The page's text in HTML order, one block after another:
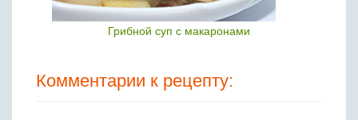
Грибной суп с макаронами
Комментарии к рецепту: